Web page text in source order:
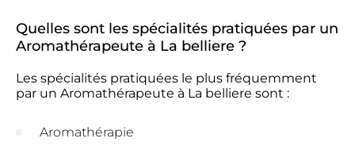
Quelles sont les spécialités pratiquées par un
Aromathérapeute à La belliere ?
Les spécialités pratiquées le plus fréquemment
par un Aromathérapeute à La belliere sont :
Aromathérapie